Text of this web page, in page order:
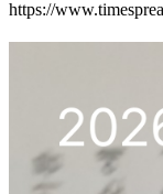
https://